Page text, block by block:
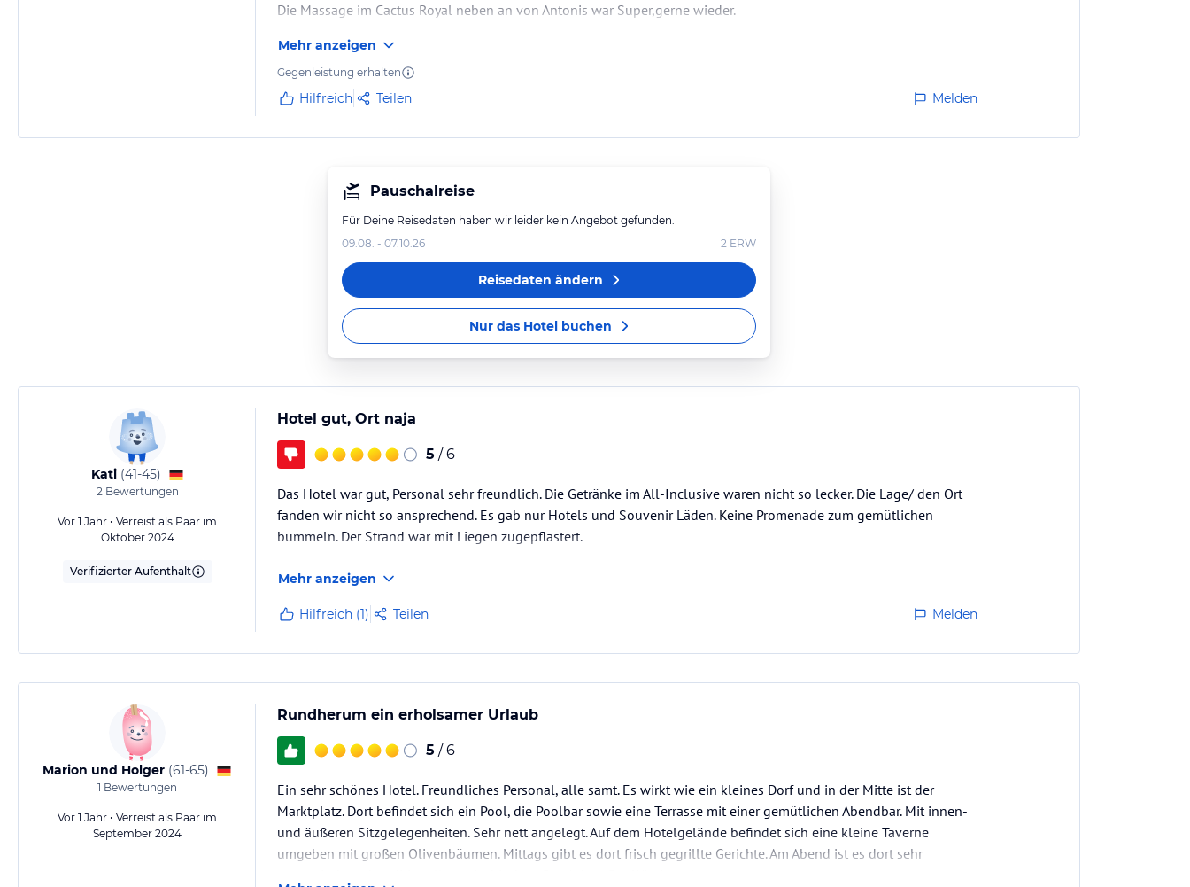
Die Massage im Cactus Royal neben an von Antonis war Super,gerne wieder.
Mehr anzeigen
Gegenleistung erhalten
Hilfreich Teilen Melden
Pauschalreise
Für Deine Reisedaten haben wir leider kein Angebot gefunden.
09.08. - 07.10.26
2 ERW
Reisedaten ändern
Nur das Hotel buchen
Kati (41-45)
2Bewertungen
Vor 1 Jahr • Verreist als Paar im
Oktober 2024
Verifizierter Aufenthalt
Hotel gut, Ort naja
5 / 6
Das Hotel war gut, Personal sehr freundlich. Die Getränke im All-Inclusive waren nicht so lecker. Die Lage/ den Ort
fanden wir nicht so ansprechend. Es gab nur Hotels und Souvenir Läden. Keine Promenade zum gemütlichen
bummeln. Der Strand war mit Liegen zugepflastert.
Mehr anzeigen
Hilfreich (1) Teilen Melden
Marion und Holger (61-65)
1 Bewertungen
Vor 1 Jahr • Verreist als Paar im
September 2024
Rundherum ein erholsamer Urlaub
5 / 6
Ein sehr schönes Hotel. Freundliches Personal, alle samt. Es wirkt wie ein kleines Dorf und in der Mitte ist der
Marktplatz. Dort befindet sich ein Pool, die Poolbar sowie eine Terrasse mit einer gemütlichen Abendbar. Mit innen-
und äußeren Sitzgelegenheiten. Sehr nett angelegt. Auf dem Hotelgelände befindet sich eine kleine Taverne
umgeben mit großen Olivenbäumen. Mittags gibt es dort frisch gegrillte Gerichte. Am Abend ist es dort sehr